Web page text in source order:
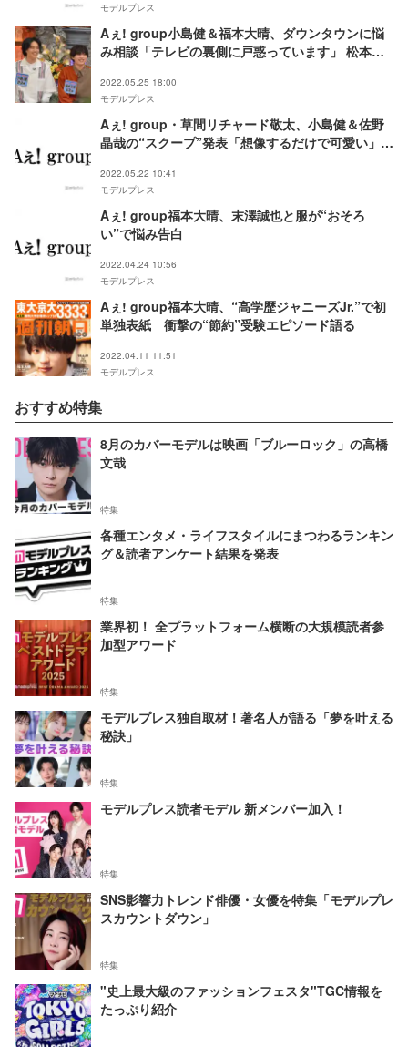
モデルプレス
Aぇ! group小島健＆福本大晴、ダウンタウンに悩
み相談「テレビの裏側に戸惑っています」 松本人
2022.05.25 18:00
モデルプレス
Aぇ! group・草間リチャード敬太、小島健＆佐野
晶哉の“スクープ”発表「想像するだけで可愛い」
2022.05.22 10:41
モデルプレス
Aぇ! group福本大晴、末澤誠也と服が“おそろ
い”で悩み告白
2022.04.24 10:56
モデルプレス
Aぇ! group福本大晴、“高学歴ジャニーズJr.”で初
単独表紙 衝撃の“節約”受験エピソード語る
2022.04.11 11:51
モデルプレス
おすすめ特集
8月のカバーモデルは映画「ブルーロック」の高橋
文哉
特集
各種エンタメ・ライフスタイルにまつわるランキン
グ＆読者アンケート結果を発表
特集
業界初！ 全プラットフォーム横断の大規模読者参
加型アワード
特集
モデルプレス独自取材！著名人が語る「夢を叶える
秘訣」
特集
モデルプレス読者モデル 新メンバー加入！
特集
SNS影響力トレンド俳優・女優を特集「モデルプレ
スカウントダウン」
特集
"史上最大級のファッションフェスタ"TGC情報を
たっぷり紹介